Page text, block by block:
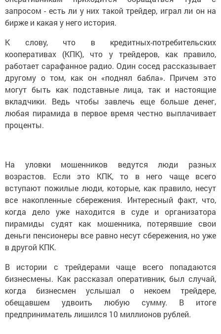
запросом - есть ли у них такой трейдер, играл ли он на
бирже и какая у него история.
К слову, что в кредитных-потребительских
кооперативах (КПК), что у трейдеров, как правило,
работает сарафанное радио. Один сосед рассказывает
другому о том, как он «поднял бабла». Причем это
могут быть как подставные лица, так и настоящие
вкладчики. Ведь чтобы завлечь еще больше денег,
любая пирамида в первое время честно выплачивает
проценты.
На уловки мошенников ведутся люди разных
возрастов. Если это КПК, то в него чаще всего
вступают пожилые люди, которые, как правило, несут
все накопленные сбережения. Интересный факт, что,
когда дело уже находится в суде и организатора
пирамиды судят как мошенника, потерявшие свои
деньги пенсионеры все равно несут сбережения, но уже
в другой КПК.
В истории с трейдерами чаще всего попадаются
бизнесмены. Как рассказал оперативник, был случай,
когда бизнесмен услышал о некоем трейдере,
обещавшем удвоить любую сумму. В итоге
предприниматель лишился 10 миллионов рублей.